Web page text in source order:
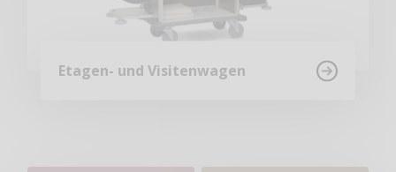
Etagen- und Visitenwagen